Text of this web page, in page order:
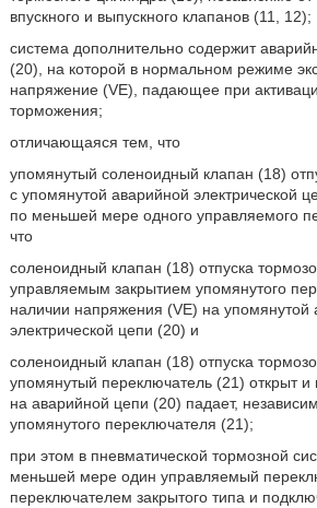
впускного и выпускного клапанов (11, 12);
система дополнительно содержит
(20), на которой в нормальном режиме
напряжение (VE), падающее при
торможения;
отличающаяся тем, что
упомянутый соленоидный клапан (18)
с упомянутой аварийной электрической
по меньшей мере одного управляемого
что
соленоидный клапан (18) отпуска
управляемым закрытием упомянутого
наличии напряжения (VE) на упомянутой
электрической цепи (20) и
соленоидный клапан (18) отпуска
упомянутый переключатель (21) открыт и
на аварийной цепи (20) падает,
упомянутого переключателя (21);
при этом в пневматической тормозной
меньшей мере один управляемый
переключателем закрытого типа и